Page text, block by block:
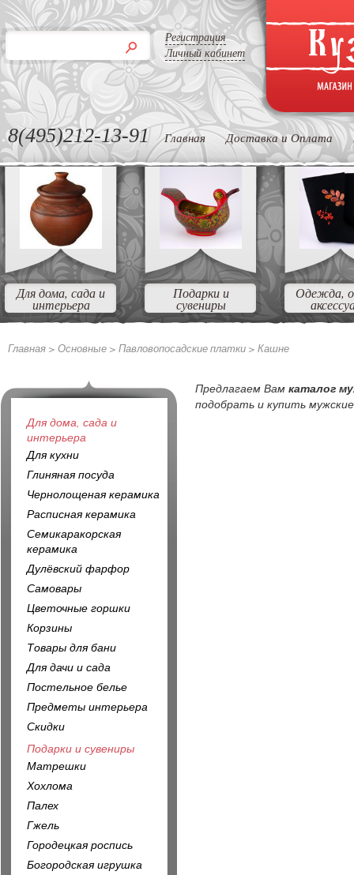
Регистрация
Личный кабинет
8(495)212-13-91 Главная Доставка и Оплата
Для дома, сада и
интерьера
Подарки и
сувениры
Одежда,
Главная > Основные > Павловопосадские платки > Кашне
Предлагаем Вам каталог
подобрать и купить
Для дома, сада и
интерьера
Для кухни
Глиняная посуда
Чернолощеная керамика
Расписная керамика
Семикаракорская
керамика
Дулёвский фарфор
Самовары
Цветочные горшки
Корзины
Товары для бани
Для дачи и сада
Постельное белье
Предметы интерьера
Скидки
Подарки и сувениры
Матрешки
Хохлома
Палех
Гжель
Городецкая роспись
Богородская игрушка